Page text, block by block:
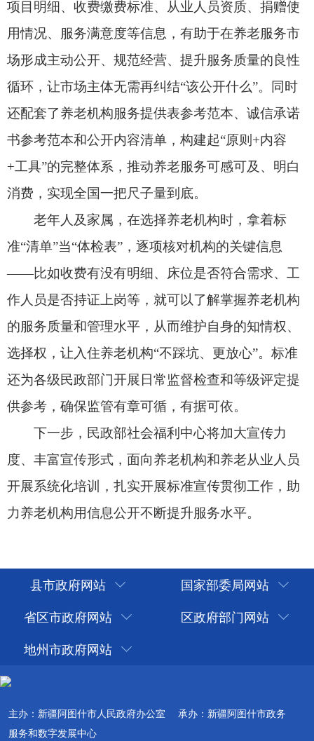
准“清单”当“体检表”，逐项核对机构的关键信息
——比如收费有没有明细、床位是否符合需求、工
作人员是否持证上岗等，就可以了解掌握养老机构
的服务质量和管理水平，从而维护自身的知情权、
选择权，让
入住养老机构
“不踩坑、更放心”。标准
供参考，确保监管有章可循，有据可依。
下一步，民政部社会福利中心将加大宣传力
度、丰富宣传形式，面向养老机构和养老从业人员
开展系统化培训，扎实开展标准宣传贯彻工作，助
力养老机构用信息公开不断提升服务水平。
县市政府网站
国家部委局网站
省区市政府网站
区政府部门网站
地州市政府网站
主办：新疆阿图什市人民政府办公室
承办：新疆阿图什市政务
服务和数字发展中心